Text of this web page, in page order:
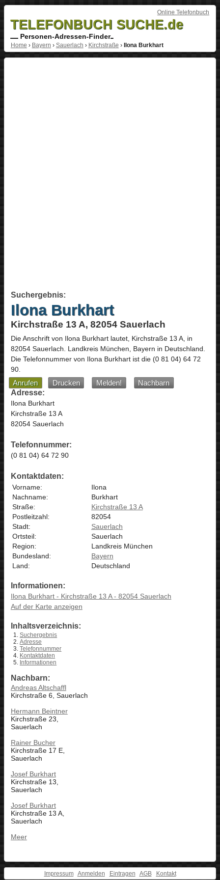
Online Telefonbuch
TELEFONBUCH SUCHE.de
Personen-Adressen-Finder
Home › Bayern › Sauerlach › Kirchstraße › Ilona Burkhart
Suchergebnis:
Ilona Burkhart
Kirchstraße 13 A, 82054 Sauerlach
Die Anschrift von Ilona Burkhartlautet, Kirchstraße 13 A, in
82054 Sauerlach. Landkreis München, Bayern in Deutschland.
Die Telefonnummer von Ilona Burkhart ist die (0 81 04) 64 72
90.
Anrufen Drucken Melden!
Nachbarn
Adresse:
Ilona Burkhart
Kirchstraße 13 A
82054 Sauerlach
Telefonnummer:
(0 81 04) 64 72 90
Kontaktdaten:
Vorname:
Ilona
Nachname:
Burkhart
Straße:
Kirchstraße 13 A
Postleitzahl:
82054
Stadt:
Sauerlach
Ortsteil:
Sauerlach
Region:
Landkreis München
Bundesland:
Bayern
Land:
Deutschland
Informationen:
Ilona Burkhart - Kirchstraße 13 A - 82054 Sauerlach
Auf der Karte anzeigen
Inhaltsverzeichnis:
Suchergebnis
Adresse
Telefonnummer
Kontaktdaten
Informationen
Nachbarn:
Andreas Altschaffl
Kirchstraße 6, Sauerlach
Hermann Beintner
Kirchstraße 23,
Sauerlach
Rainer Bucher
Kirchstraße 17 E,
Sauerlach
Josef Burkhart
Kirchstraße 13,
Sauerlach
Josef Burkhart
Kirchstraße 13 A,
Sauerlach
Meer
Impressum Anmelden Eintragen AGB Kontakt